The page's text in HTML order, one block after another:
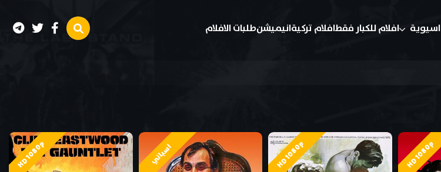
افلام للكبار فقطافلام تركيةانيميشنطلبات الافلام
HD 1080p
HD 1080p اسباني HD 1080p